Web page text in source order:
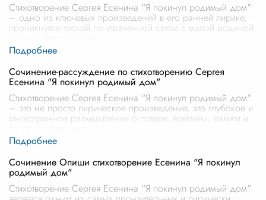
Стихотворение Сергея Есенина "Я покинул родимый дом"
– одно из ключевых произведений в его ранней лирике,
проникнутое тоской по утраченной связи с малой родиной,
Сочинение-рассуждение по стихотворению Сергея
Есенина "Я покинул родимый дом"
Стихотворение Сергея Есенина "Я покинул родимый дом"
– это не просто лирическое произведение, это глубокое и
многогранное размышление о потере, времени, памяти и
Сочинение Опиши стихотворение Есенина "Я покинул
родимый дом"
Стихотворение Сергея Есенина "Я покинул родимый дом"